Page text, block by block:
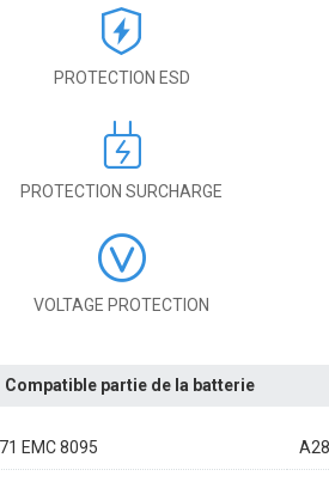
PROTECTION ESD
PROTECTION SURCHARGE
VOLTAGE PROTECTION
Compatible partie de la batterie
EMC 8095